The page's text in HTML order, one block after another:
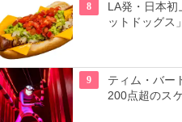
8
LA発・日本
ットドッグス
9
ティム・バー
200点超のス